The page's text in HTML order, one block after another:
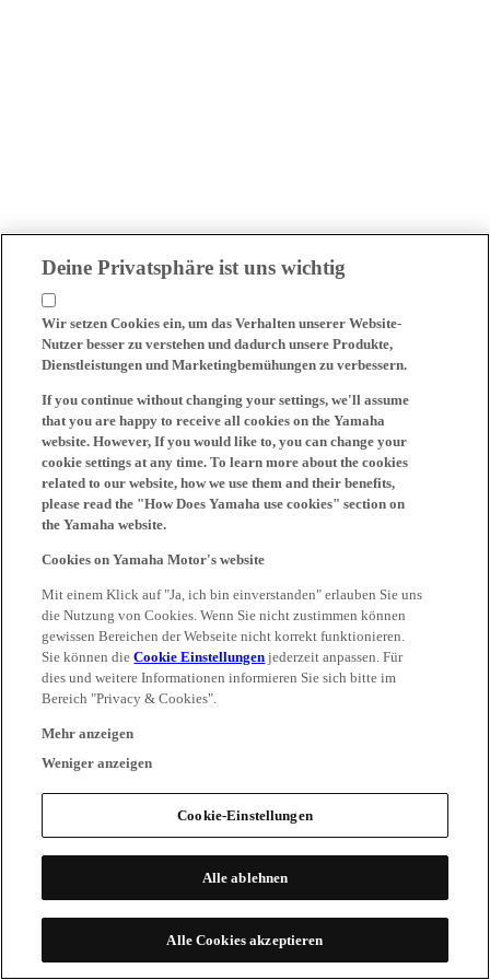
Deine Privatsphäre ist uns wichtig
Wir setzen Cookies ein, um das Verhalten unserer Website-
Nutzer besser zu verstehen und dadurch unsere Produkte,
Dienstleistungen und Marketingbemühungen zu verbessern.
If you continue without changing your settings, we'll assume
that you are happy to receive all cookies on the Yamaha
website. However, If you would like to, you can change your
cookie settings at any time. To learn more about the cookies
related to our website, how we use them and their benefits,
please read the "How Does Yamaha use cookies" section on
the Yamaha website.
Cookies on Yamaha Motor's website
Mit einem Klick auf "Ja, ich bin einverstanden" erlauben Sie uns
die Nutzung von Cookies. Wenn Sie nicht zustimmen können
gewissen Bereichen der Webseite nicht korrekt funktionieren.
Sie können dieCookie Einstellungen jederzeit anpassen. Für
dies und weitere Informationen informieren Sie sich bitte im
Bereich "Privacy & Cookies".
Mehr anzeigen
Weniger anzeigen
Cookie-Einstellungen
Alle ablehnen
Alle Cookies akzeptieren